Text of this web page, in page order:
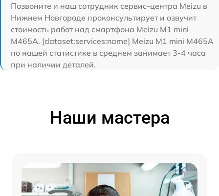
Позвоните и наш сотрудник сервис-центра Meizu в
Нижнем Новгороде проконсультирует и озвучит
стоимость работ над смартфона Meizu M1 mini
M465A. [dataset:services:name] Meizu M1 mini M465A
по нашей статистике в среднем занимает 3-4 часа
при наличии деталей.
Наши мастера